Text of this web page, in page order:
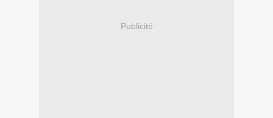
Publicité